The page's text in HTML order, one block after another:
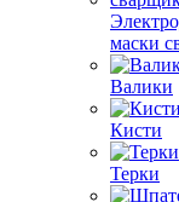
маски
Валики
Кисти
Терки